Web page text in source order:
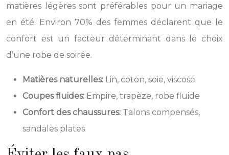
matières légères sont préférables pour un mariage
en été. Environ 70% des femmes déclarent que le
confort est un facteur déterminant dans le choix
d’une robe de soirée.
Matières naturelles: Lin, coton, soie, viscose
Coupes fluides: Empire, trapèze, robe fluide
Confort des chaussures: Talons compensés,
sandales plates